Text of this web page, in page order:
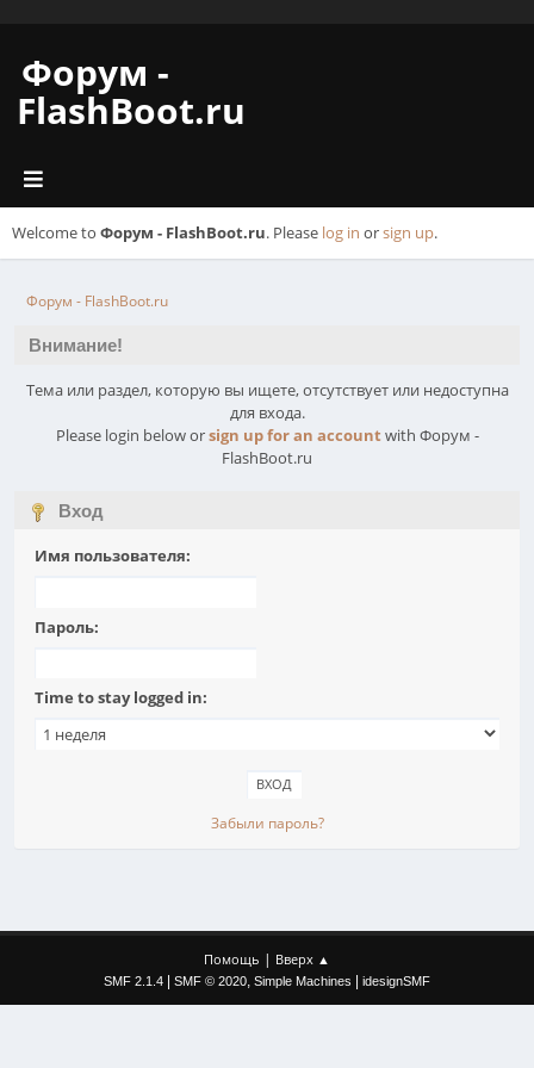
Форум -
FlashBoot.ru
Welcome to Форум - FlashBoot.ru. Please log in orsign up.
Форум - FlashBoot.ru
Внимание!
Тема или раздел, которую вы ищете, отсутствует или недоступна
для входа.
Please login below orsign up for an accountwith Форум -
FlashBoot.ru
Вход
Имя пользователя:
Пароль:
Time to stay logged in:
Забыли пароль?
Помощь | Вверх ▲
SMF 2.1.4 SMF © 2020, Simple Machines idesignSMF